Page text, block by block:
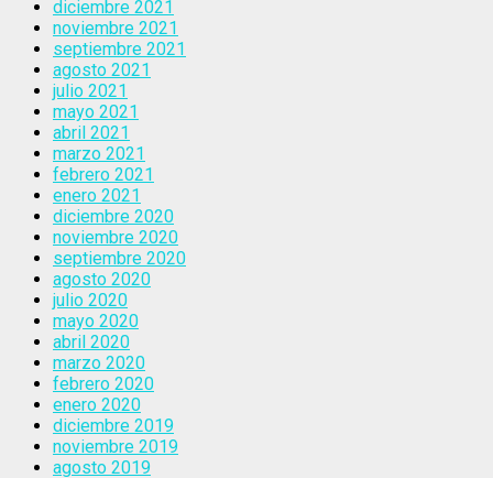
diciembre 2021
noviembre 2021
septiembre 2021
agosto 2021
julio 2021
mayo 2021
abril 2021
marzo 2021
febrero 2021
enero 2021
diciembre 2020
noviembre 2020
septiembre 2020
agosto 2020
julio 2020
mayo 2020
abril 2020
marzo 2020
febrero 2020
enero 2020
diciembre 2019
noviembre 2019
agosto 2019